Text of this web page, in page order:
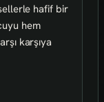
hafif bir
hem
karşıya